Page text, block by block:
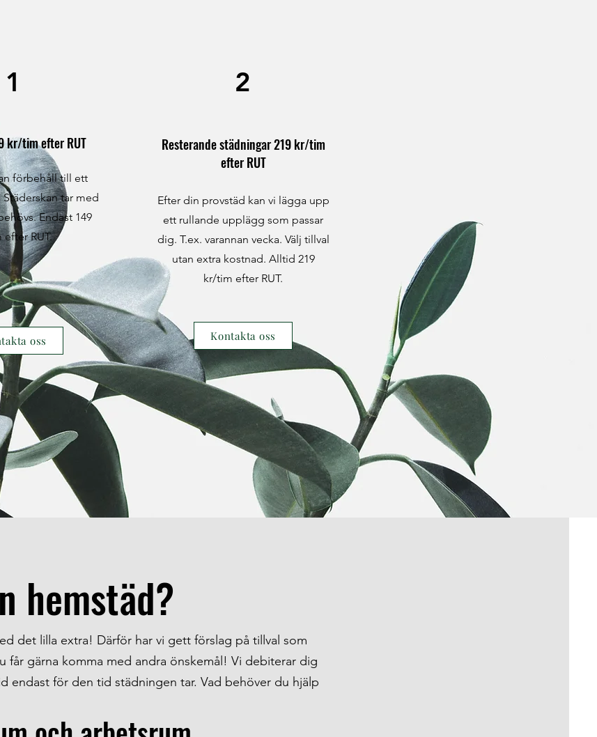
1
kr/tim efter RUT
förbehåll till ett
tar med
Endast 149
efter RUT.
oss
2
Resterande städningar 219 kr/tim
efter RUT
Efter din provstäd kan vi lägga upp
ett rullande upplägg som passar
dig. T.ex. varannan vecka. Välj tillval
utan extra kostnad. Alltid 219
kr/tim efter RUT.
Kontakta oss
hemstäd?
det lilla extra! Därför har vi gett förslag på tillval som
får gärna komma med andra önskemål! Vi debiterar dig
endast för den tid städningen tar. Vad behöver du hjälp